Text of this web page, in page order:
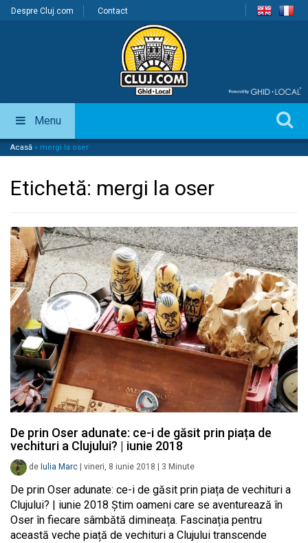
Despre Cluj.com Contact
Menu
Acasă » mergi la oser
Etichetă: mergi la oser
De prin Oser adunate: ce-i de găsit prin piața de
vechituri a Clujului? | iunie 2018
de Iulia Marc vineri, 8 iunie 2018 3 Minute
De prin Oser adunate: ce-i de găsit prin piața de vechituri a
Clujului? | iunie 2018 Știm oameni care se aventurează în
Oser în fiecare sâmbătă dimineața. Fascinația pentru
această veche piață de vechituri a Clujului transcende